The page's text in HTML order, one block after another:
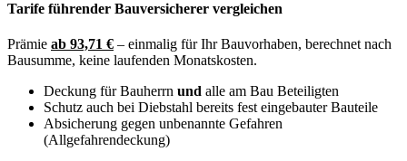
Tarife führender Bauversicherer vergleichen
Prämie ab 93,71 € – einmalig für Ihr Bauvorhaben, berechnet nach
Bausumme, keine laufenden Monatskosten.
Deckung für Bauherrn und alle am Bau Beteiligten
Schutz auch bei Diebstahl bereits fest eingebauter Bauteile
Absicherung gegen unbenannte Gefahren
(Allgefahrendeckung)